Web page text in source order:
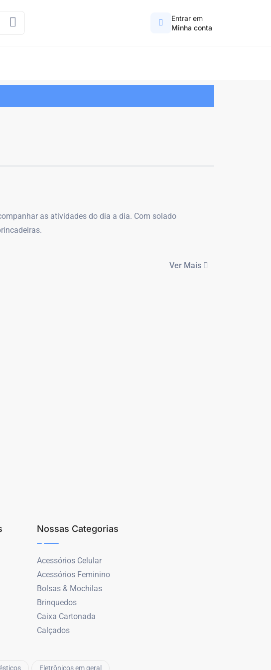
Entrar em
Minha conta
as atividades do dia a dia. Com solado
Ver Mais
Nossas Categorias
Acessórios Celular
Acessórios Feminino
Bolsas & Mochilas
Brinquedos
Caixa Cartonada
Calçados
Eletrônicos em geral